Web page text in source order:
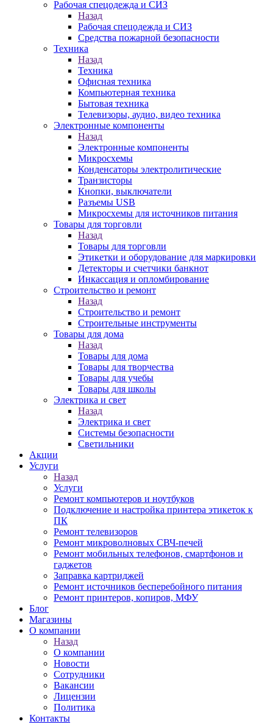
Рабочая спецодежда и СИЗ
Назад
Рабочая спецодежда и СИЗ
Средства пожарной безопасности
Техника
Назад
Техника
Офисная техника
Компьютерная техника
Бытовая техника
Телевизоры, аудио, видео техника
Электронные компоненты
Назад
Электронные компоненты
Микросхемы
Конденсаторы электролитические
Транзисторы
Кнопки, выключатели
Разъемы USB
Микросхемы для источников питания
Товары для торговли
Назад
Товары для торговли
Этикетки и оборудование для маркировки
Детекторы и счетчики банкнот
Инкассация и опломбирование
Строительство и ремонт
Назад
Строительство и ремонт
Строительные инструменты
Товары для дома
Назад
Товары для дома
Товары для творчества
Товары для учебы
Товары для школы
Электрика и свет
Назад
Электрика и свет
Системы безопасности
Светильники
Акции
Услуги
Назад
Услуги
Ремонт компьютеров и ноутбуков
Подключение и настройка принтера этикеток к
ПК
Ремонт телевизоров
Ремонт микроволновых СВЧ-печей
Ремонт мобильных телефонов, смартфонов и
гаджетов
Заправка картриджей
Ремонт источников бесперебойного питания
Ремонт принтеров, копиров, МФУ
Блог
Магазины
О компании
Назад
О компании
Новости
Сотрудники
Вакансии
Лицензии
Политика
Контакты